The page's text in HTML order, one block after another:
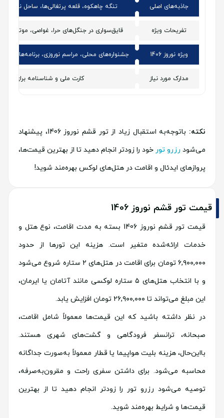
جاذبه‌های اصلی تنگه چاهکوه، قلعه پرتغالی‌ها، ساحل
تفریحات ویژه قایق‌سواری در جنگل‌های حرا، غواصی، موتور
ویژه نوروز 1406 جشنواره‌های محلی، مراسم نوروزی، برنامه‌های
مدارک مورد نیاز کارت ملی و شناسنامه برای
نکته:
باتوجه‌به استقبال زیاد از تور قشم نوروز 1406، پیشنهاد
می‌شود رزرو تور خود را زودتر انجام دهید تا از بهترین قیمت‌ها،
پروازهای ایدئال و اقامت در هتل‌های لوکس بهره‌مند شوید!
قیمت تور قشم نوروز 1406
قیمت تور قشم نوروز 1406 بسته به مدت اقامت، نوع هتل و
خدمات ارائه‌شده متغیر است. هزینه این تورها از حدود
۶,۹۰۰,۰۰۰ تومان برای اقامت در هتل‌های ۲ ستاره شروع می‌شود
و با انتخاب هتل‌های ۵ ستاره لوکسی مانند آتامان یا ایرمان،
این مبلغ می‌تواند تا ۲۶,۹۰۰,۰۰۰ تومان افزایش یابد.
در نظر داشته باشید که این قیمت‌ها معمولاً شامل اقامت،
صبحانه، ترانسفر فرودگاهی و گشت‌های شهری هستند.
بااین‌حال، هزینه بلیت هواپیما یا قطار معمولاً به‌صورت جداگانه
محاسبه می‌شود. برای داشتن سفری راحت و مقرون‌به‌صرفه،
توصیه می‌شود رزرو تور را زودتر انجام دهید تا از بهترین
قیمت‌ها و شرایط بهره‌مند شوید.